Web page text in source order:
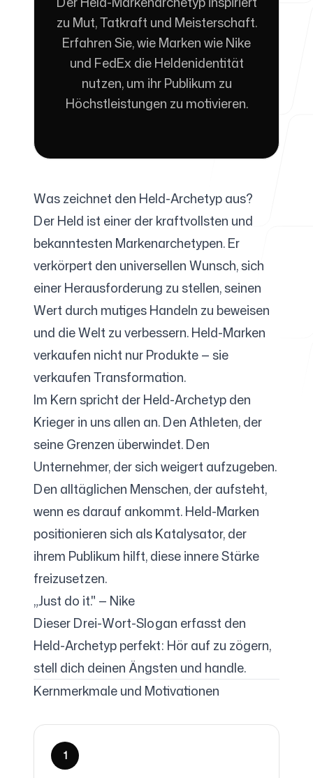
Für Agenturen
Preise
Support
Kostenlose Tools
FAQ
Kontakt
Anmelden Registrieren
Folgen Sie uns
zu Mut, Tatkraft und Meisterschaft.
Erfahren Sie, wie Marken wie Nike
und FedEx die Heldenidentität
nutzen, um ihr Publikum zu
Höchstleistungen zu motivieren.
Was zeichnet den Held-Archetyp aus?
Der Held ist einer der kraftvollsten und
bekanntesten Markenarchetypen. Er
verkörpert den universellen Wunsch, sich
einer Herausforderung zu stellen, seinen
Wert durch mutiges Handeln zu beweisen
und die Welt zu verbessern. Held-Marken
verkaufen nicht nur Produkte — sie
verkaufen Transformation.
Im Kern spricht der Held-Archetyp den
Krieger in uns allen an. Den Athleten, der
seine Grenzen überwindet. Den
Unternehmer, der sich weigert aufzugeben.
Den alltäglichen Menschen, der aufsteht,
wenn es darauf ankommt. Held-Marken
positionieren sich als Katalysator, der
ihrem Publikum hilft, diese innere Stärke
freizusetzen.
„Just do it." — Nike
Dieser Drei-Wort-Slogan erfasst den
Held-Archetyp perfekt: Hör auf zu zögern,
stell dich deinen Ängsten und handle.
Kernmerkmale und Motivationen
1